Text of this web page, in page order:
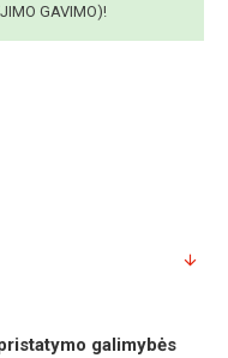
GAVIMO)!
galimybės